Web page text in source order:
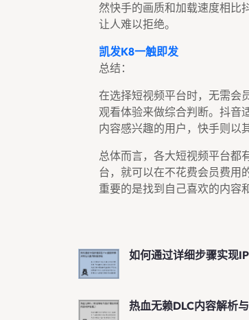
然快手的画质和加载速度相比
让人难以拒绝。
凯发k8一触即发
总结：
在选择短视频平台时，无需会
观看体验来做综合判断。抖音
内容感兴趣的用户，快手则以
总体而言，各大短视频平台都
台，就可以在不花费会员费用
重要的是找到自己喜欢的内容
如何通过详细步骤实现
热血无赖DLC内容解析